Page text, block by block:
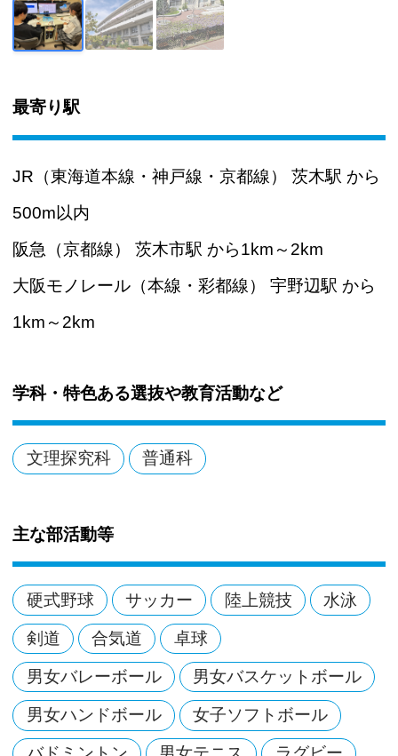
最寄り駅
JR（東海道本線・神戸線・京都線） 茨木駅 から
500m以内
阪急（京都線） 茨木市駅 から1km～2km
大阪モノレール（本線・彩都線） 宇野辺駅 から
1km～2km
学科・特色ある選抜や教育活動など
文理探究科 普通科
主な部活動等
硬式野球 サッカー 陸上競技 水泳
剣道 合気道 卓球
男女バレーボール 男女バスケットボール
男女ハンドボール 女子ソフトボール